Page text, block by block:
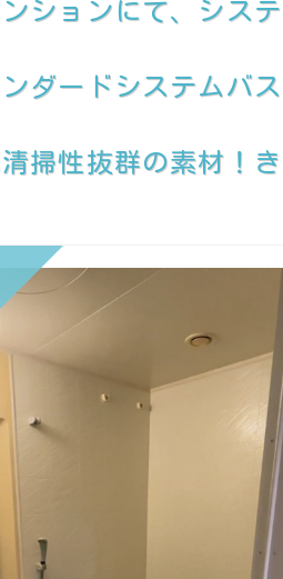
ションにて、シス
ダードシステムバス
掃性抜群の素材！